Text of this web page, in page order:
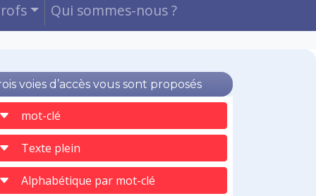
Qui sommes-nous ?
voies d’accès vous sont proposés
mot-clé
Texte plein
Alphabétique par mot-clé